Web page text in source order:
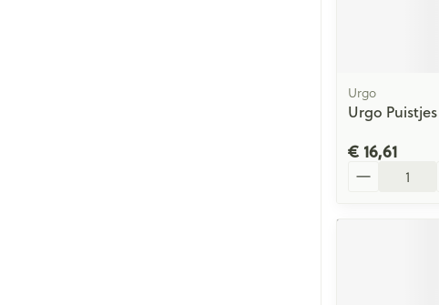
Urgo
Urgo
€ 16,61